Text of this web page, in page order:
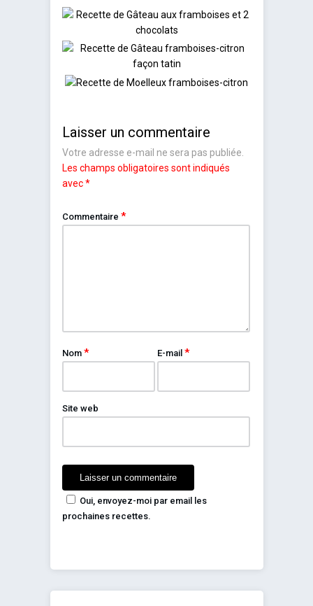
Laisser un commentaire
Votre adresse e-mail ne sera pas publiée.
Les champs obligatoires sont indiqués
avec*
Commentaire *
Nom * E-mail*
Site web
Oui, envoyez-moi par email les
prochaines recettes.